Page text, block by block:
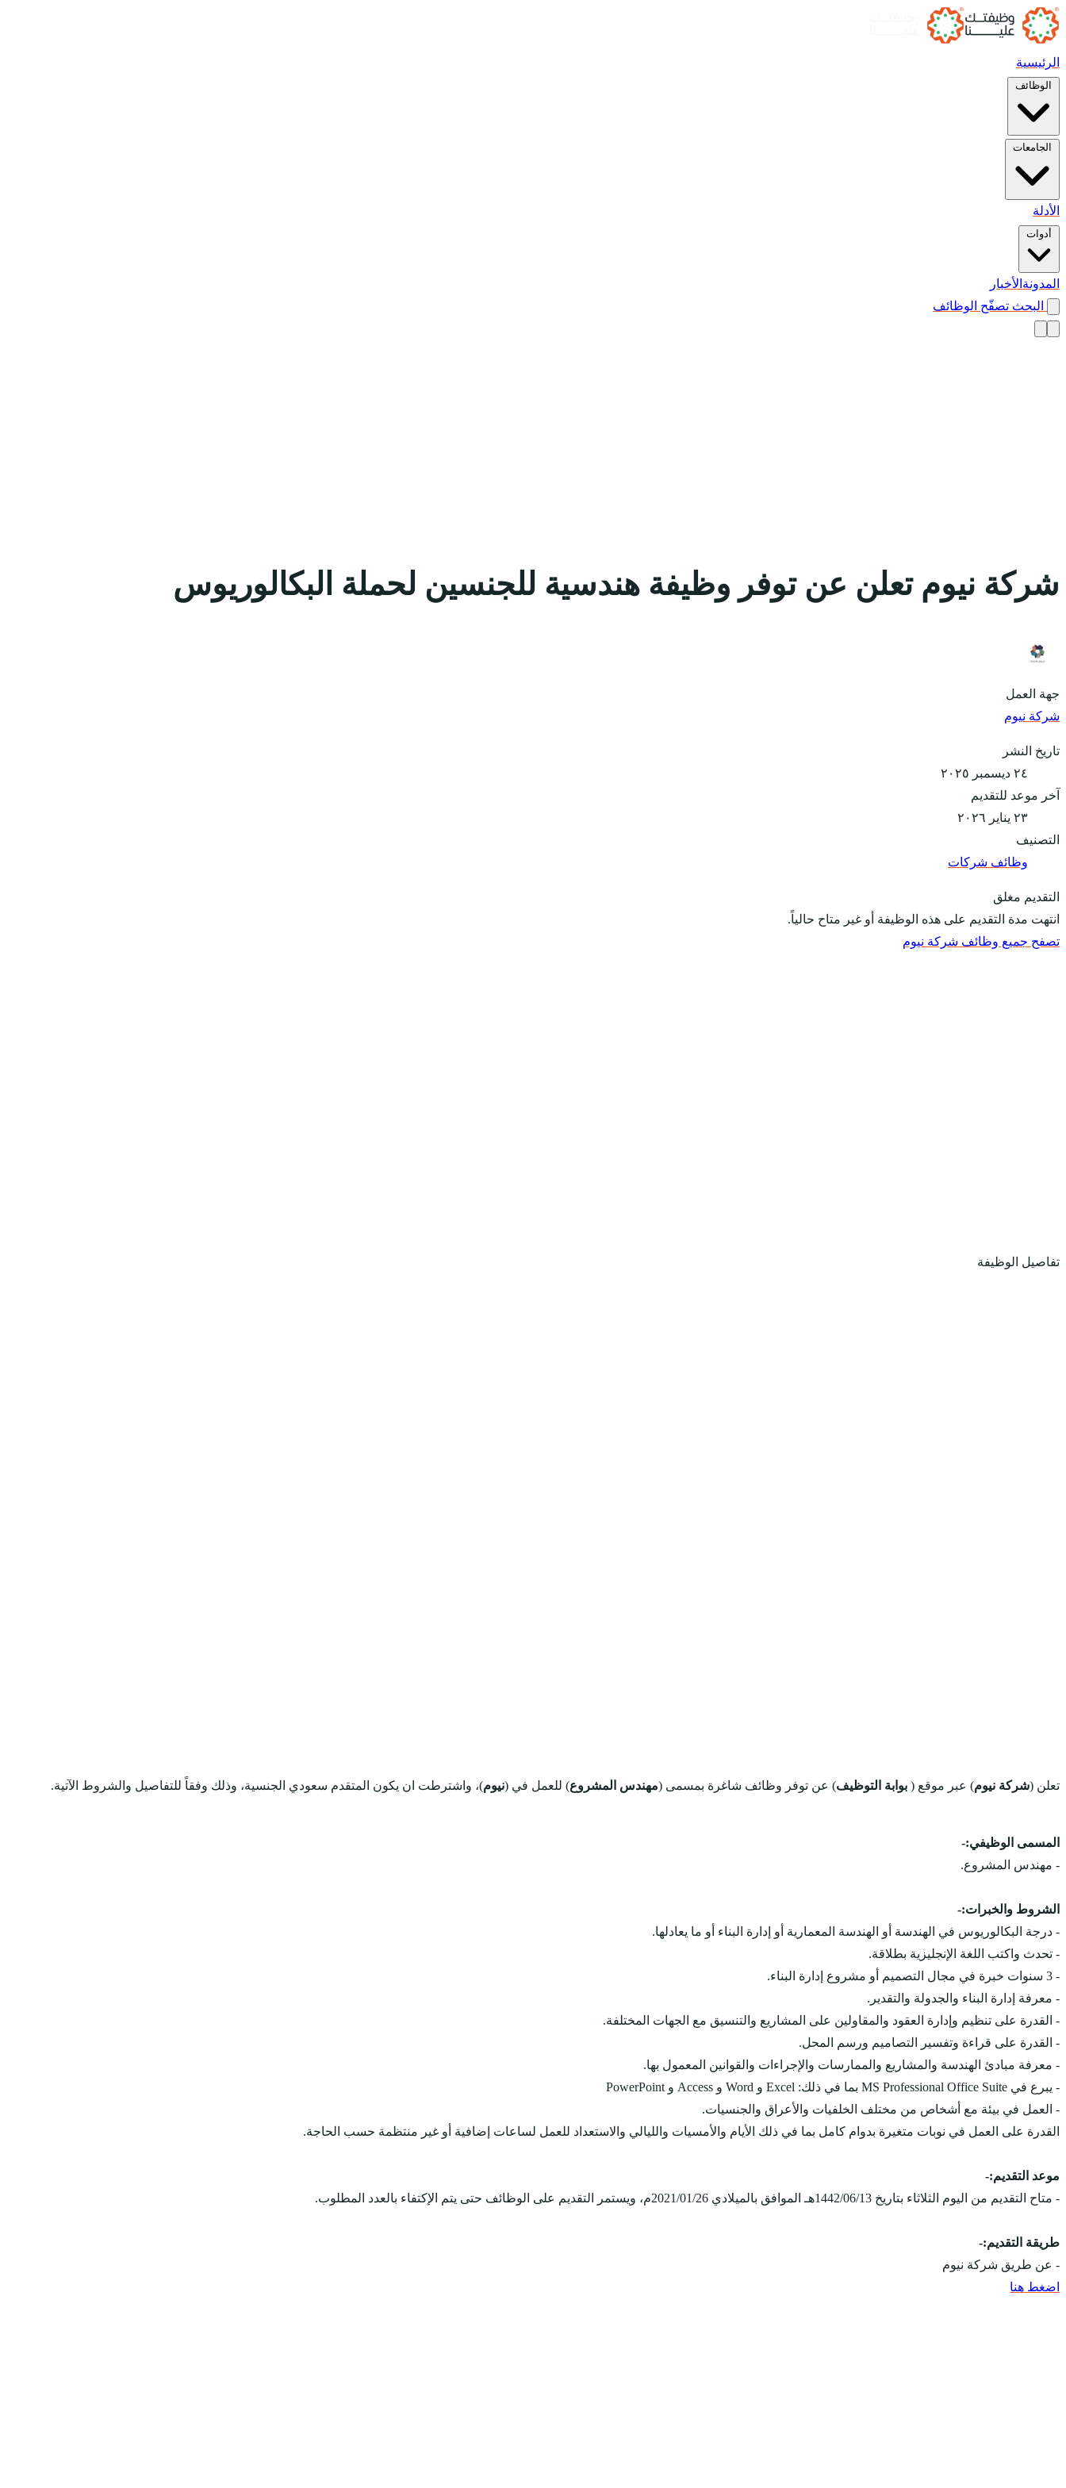
الرئيسية
الوظائف
الجامعات
الأدلة
أدوات
المدونة الأخبار
البحث تصفّح الوظائف
شركة نيوم تعلن عن توفر وظيفة هندسية للجنسين لحملة البكالوريوس
جهة العمل
شركة نيوم
تاريخ النشر
٢٤ ديسمبر ٢٠٢٥
آخر موعد للتقديم
٢٣ يناير ٢٠٢٦
التصنيف
وظائف شركات
التقديم مغلق
انتهت مدة التقديم على هذه الوظيفة أو غير متاح حالياً.
تصفح جميع وظائف شركة نيوم
تفاصيل الوظيفة
تعلن (شركة نيوم) عبر موقع ( بوابة التوظيف) عن توفر وظائف شاغرة بمسمى (مهندس المشروع) للعمل في (نيوم)، واشترطت ان يكون المتقدم سعودي الجنسية، وذلك وفقاً للتفاصيل والشروط الآتية.
المسمى الوظيفي:-
- مهندس المشروع.
الشروط والخبرات:-
- درجة البكالوريوس في الهندسة أو الهندسة المعمارية أو إدارة البناء أو ما يعادلها.
- تحدث واكتب اللغة الإنجليزية بطلاقة.
- 3 سنوات خبرة في مجال التصميم أو مشروع إدارة البناء.
- معرفة إدارة البناء والجدولة والتقدير.
- القدرة على تنظيم وإدارة العقود والمقاولين على المشاريع والتنسيق مع الجهات المختلفة.
- القدرة على قراءة وتفسير التصاميم ورسم المحل.
- معرفة مبادئ الهندسة والمشاريع والممارسات والإجراءات والقوانين المعمول بها.
- يبرع في MS Professional Office Suite بما في ذلك: Excel و Word و Access و PowerPoint
- العمل في بيئة مع أشخاص من مختلف الخلفيات والأعراق والجنسيات.
القدرة على العمل في نوبات متغيرة بدوام كامل بما في ذلك الأيام والأمسيات والليالي والاستعداد للعمل لساعات إضافية أو غير منتظمة حسب الحاجة.
موعد التقديم:-
- متاح التقديم من اليوم الثلاثاء بتاريخ 1442/06/13هـ الموافق بالميلادي 2021/01/26م، ويستمر التقديم على الوظائف حتى يتم الإكتفاء بالعدد المطلوب.
طريقة التقديم:-
- عن طريق شركة نيوم
اضغط هنا